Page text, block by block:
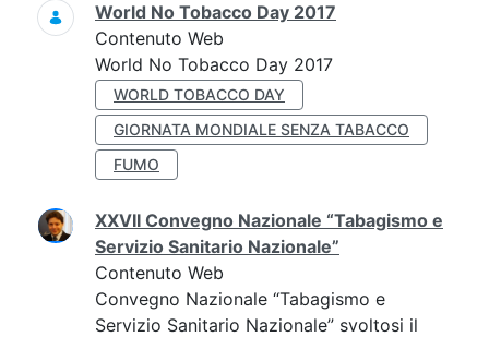
World No Tobacco Day 2017
Contenuto Web
World No Tobacco Day 2017
WORLD TOBACCO DAY
GIORNATA MONDIALE SENZA TABACCO
FUMO
XXVII Convegno Nazionale “Tabagismo e
Servizio Sanitario Nazionale”
Contenuto Web
Convegno Nazionale “Tabagismo e
Servizio Sanitario Nazionale” svoltosi il